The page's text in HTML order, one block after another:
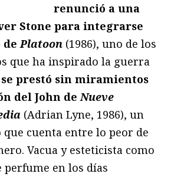
renunció a una
Stone para integrarse
Platoon (1986), uno de los
que ha inspirado la guerra
se prestó sin miramientos
del John de Nueve
(Adrian Lyne, 1986), un
cuenta entre lo peor de
Vacua y esteticista como
perfume en los días